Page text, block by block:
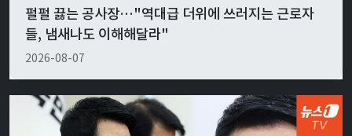
펄펄 끓는 공사장…"역대급 더위에 쓰러지는 근로자
들, 냄새나도 이해해달라"
2026-08-07